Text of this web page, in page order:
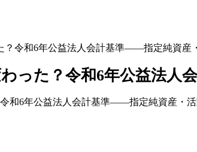
？令和6年公益法人会計基準——指定純資産
った？令和6年公益法